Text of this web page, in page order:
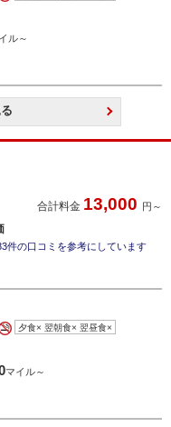
ル～
合計料金 13,000 円～
件の口コミを参考にしています
夕食× 翌朝食× 翌昼食×
マイル～